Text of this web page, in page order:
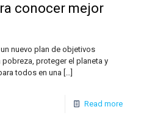
conocer mejor
nuevo plan de objetivos
proteger el planeta y
todos en una […]
Read more